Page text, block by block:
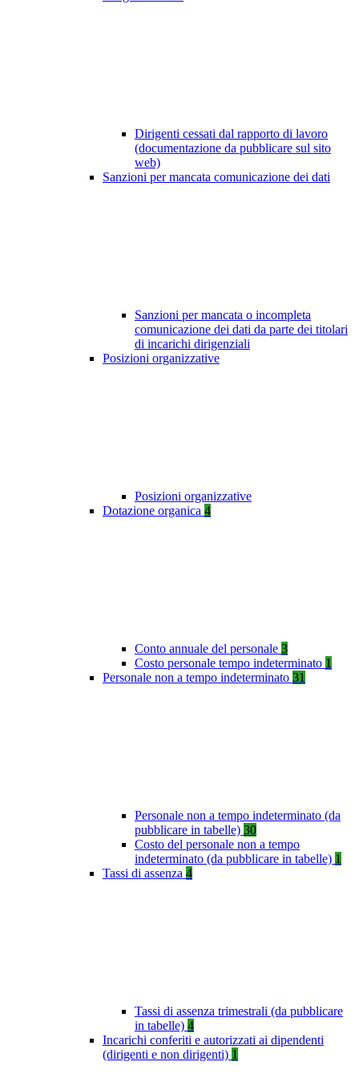
Dirigenti cessati dal rapporto di lavoro
(documentazione da pubblicare sul sito
web)
Sanzioni per mancata comunicazione dei dati
Sanzioni per mancata o incompleta
comunicazione dei dati da parte dei titolari
di incarichi dirigenziali
Posizioni organizzative
Posizioni organizzative
Dotazione organica 4
Conto annuale del personale 3
Costo personale tempo indeterminato 1
Personale non a tempo indeterminato 31
Personale non a tempo indeterminato (da
pubblicare in tabelle) 30
Costo del personale non a tempo
indeterminato (da pubblicare in tabelle) 1
Tassi di assenza 4
Tassi di assenza trimestrali (da pubblicare
in tabelle) 4
Incarichi conferiti e autorizzati ai dipendenti
(dirigenti e non dirigenti) 1